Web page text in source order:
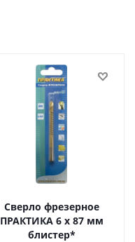
Сверло фрезерное
ПРАКТИКА 6 х 87 мм
блистер*